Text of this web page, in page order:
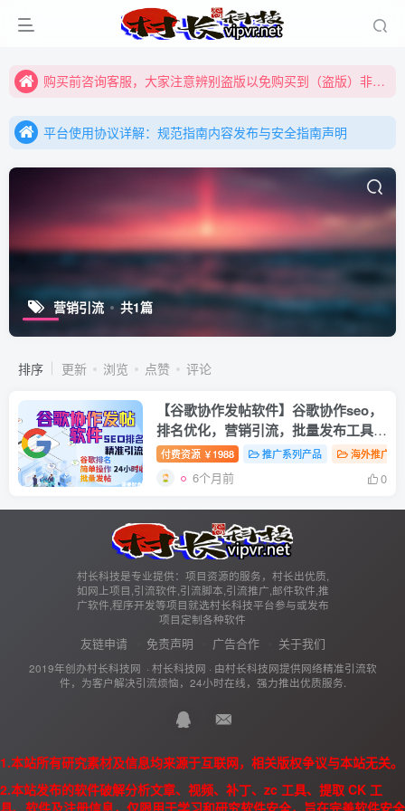
购买前咨询客服，大家注意辨别盗版以免购买到（盗版）非本站购买的软件,本站概不负责!
购买前咨询客服，大家注意辨别盗版以免购买到（盗版）非本站购买的软件,本站概不负责!
平台使用协议详解：规范指南内容发布与安全指南声明
营销引流 共1篇
排序 更新 浏览 点赞 评论
【谷歌协作发帖软件】谷歌协作seo，
排名优化，营销引流，批量发布工具，
搜索引擎排名优化
付费资源 ￥ 1988 推广系列产品 海外推广
6个月前 0
村长科技是专业提供：项目资源的服务，村长出优质,
如网上项目,引流软件,引流脚本,引流推广,邮件软件,推
广软件,程序开发等项目就选村长科技平台参与或发布
项目定制各种软件
友链申请 免责声明 广告合作 关于我们
2019年创办村长科技网 · 村长科技网 · 由村长科技网提供网络精准引流软
件，为客户解决引流烦恼，24小时在线，强力推出优质服务.
1.本站所有研究素材及信息均来源于互联网，相关版权争议与本站无关。
2.本站发布的软件破解分析文章、视频、补丁、zc 工具、提取 CK 工